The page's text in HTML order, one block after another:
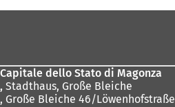
Capitale dello Stato di Magonza
, Stadthaus, Große Bleiche
, Große Bleiche 46/Löwenhofstraße